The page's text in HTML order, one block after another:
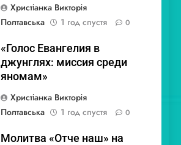
Христіанка Викторія
Полтавська
1 год спустя 0
«Голос Евангелия в
джунглях: миссия среди
яномам»
Христіанка Викторія
Полтавська
1 год спустя 0
Молитва «Отче наш» на